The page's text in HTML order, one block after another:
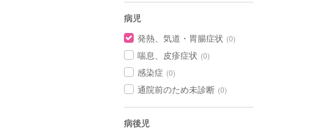
病児
発熱、気道・胃腸症状 (0)
喘息、皮疹症状 (0)
感染症 (0)
通院前のため未診断 (0)
病後児